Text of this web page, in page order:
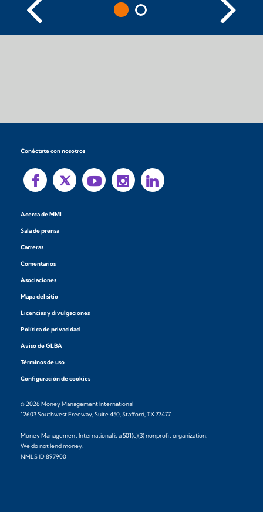
Conéctate con nosotros
Acerca de MMI
Sala de prensa
Carreras
Comentarios
Asociaciones
Mapa del sitio
Licencias y divulgaciones
Política de privacidad
Aviso de GLBA
Términos de uso
Configuración de cookies
© 2026 Money Management International
12603 Southwest Freeway, Suite 450, Stafford, TX 77477
Money Management International is a 501(c)(3) nonprofit organization.
We do not lend money.
NMLS ID 897900